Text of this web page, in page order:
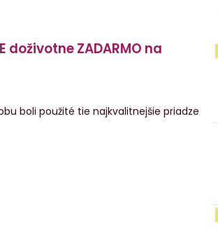
doživotne ZADARMO na
boli použité tie najkvalitnejšie priadze